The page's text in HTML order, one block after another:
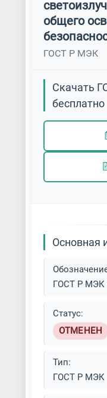
общего
ГОСТ Р МЭК
Скачать
бесплатно
Основная
ГОСТ Р МЭК
Статус:
ОТМЕНЕН
Тип:
ГОСТ Р МЭК